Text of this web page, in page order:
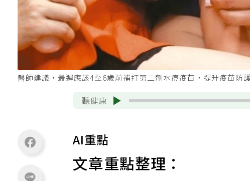
醫師建議，最遲應該4至6歲前補打第二劑水痘疫苗，提升疫苗防
聽健康
AI重點
文章重點整理：